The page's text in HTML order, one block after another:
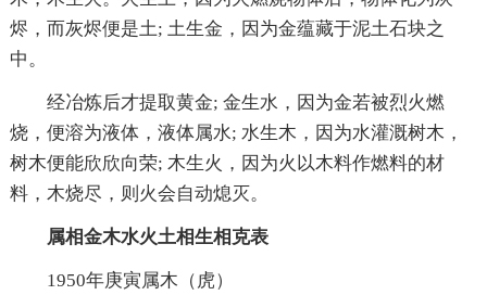
烬，而灰烬便是土; 土生金，因为金蕴藏于泥土石块之
中。
经冶炼后才提取黄金; 金生水，因为金若被烈火燃
烧，便溶为液体，液体属水; 水生木，因为水灌溉树木，
树木便能欣欣向荣; 木生火，因为火以木料作燃料的材
料，木烧尽，则火会自动熄灭。
属相金木水火土相生相克表
1950年庚寅属木（虎）